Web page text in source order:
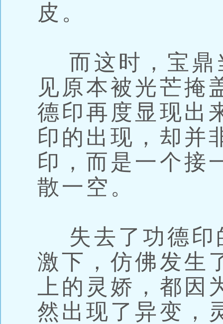
皮。
而这时，宝鼎
见原本被光芒掩
德印再度显现出
印的出现，却并
印，而是一个接
散一空。
失去了功德印
激下，仿佛发生
上的灵娇，都
然出现了异变，